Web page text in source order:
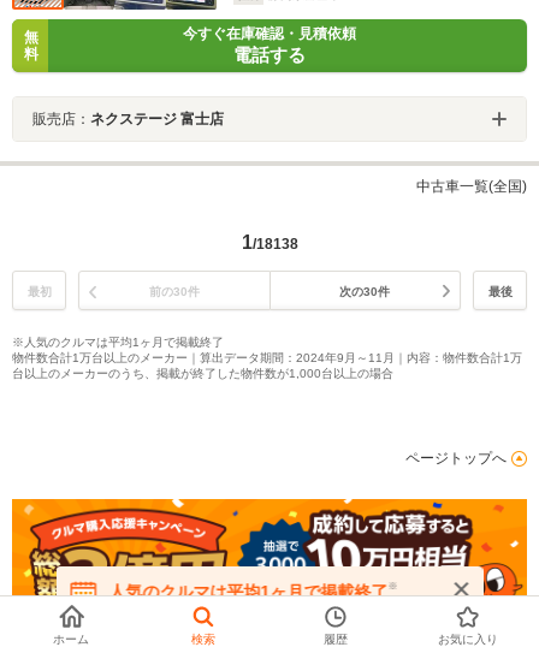
無
料
今すぐ在庫確認・見積依頼
電話する
販売店： ネクステージ 富士店
中古車一覧(全国)
1/18138
最初 前の30件 次の30件 最後
※人気のクルマは平均1ヶ月で掲載終了
物件数合計1万台以上のメーカー｜算出データ期間：2024年9月～11月｜内容：物件数合計1万
台以上のメーカーのうち、掲載が終了した物件数が1,000台以上の場合
ページトップへ
人気のクルマは平均1ヶ月で掲載終了※
在庫が無くなる前にお問い合わせください
ホーム 検索 履歴 お気に入り